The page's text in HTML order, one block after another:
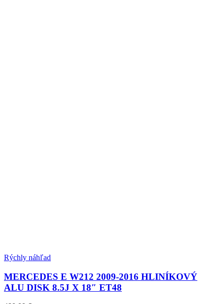
Rýchly náhľad
MERCEDES E W212 2009-2016 HLINÍKOVÝ
ALU DISK 8.5J X 18″ ET48